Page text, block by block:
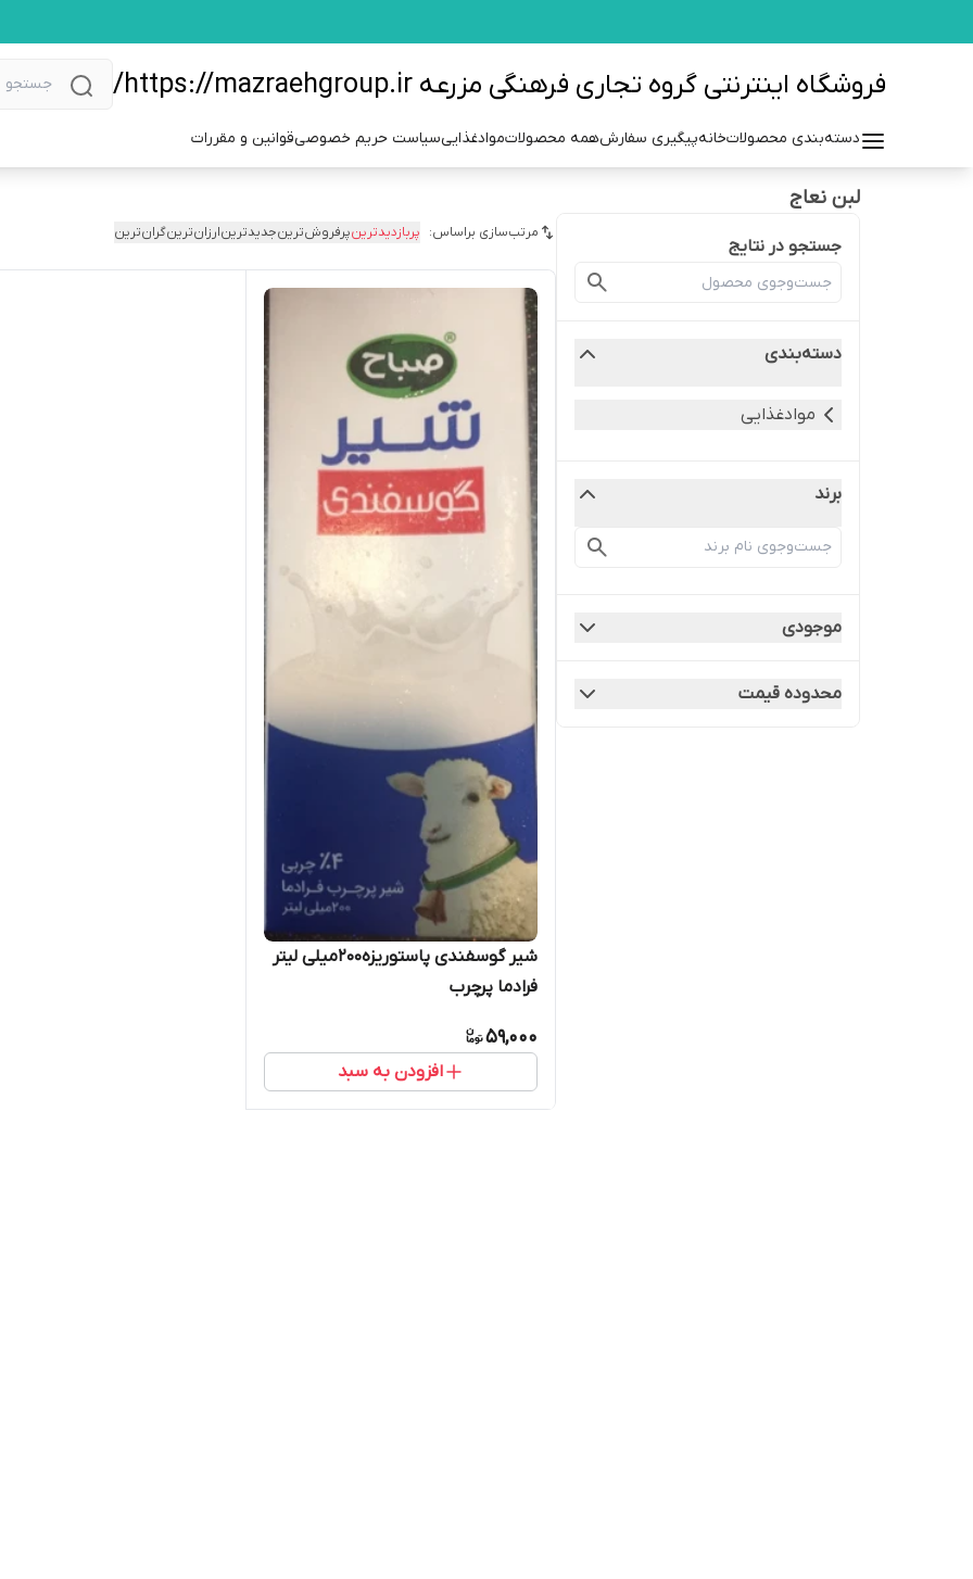
فروشگاه اینترنتی گروه تجاری فرهنگی مزرعه https://mazraehgroup.ir/
دسته‌بندی محصولاتخانهپیگیری سفارشهمه محصولاتموادغذاییسیاست حریم خصوصیقوانین و مقررات
لبن نعاج
جستجو در نتایج
دسته‌بندی
موادغذایی
برند
موجودی
محدوده قیمت
مرتب‌سازی براساس: پربازدیدترینپرفروش‌ترینجدیدترینارزان‌ترینگران‌ترین
شیر گوسفندی پاستوریزه200میلی لیتر
فرادما پرچرب
59,000
افزودن به سبد